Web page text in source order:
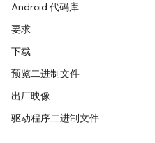
Android 代码库
要求
下载
预览二进制文件
出厂映像
驱动程序二进制文件